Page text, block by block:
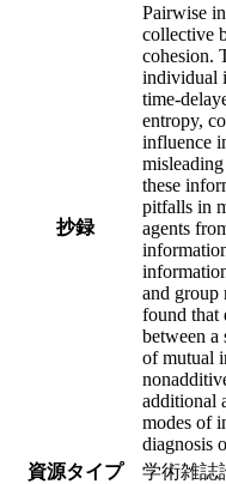
抄録
Pairwise
collective
cohesion.
individual
time-
entropy,
influence
these
pitfalls in
agents
and group
found that
between a
of mutual
additional
modes of
diagnosis
資源タイプ
学術雑誌